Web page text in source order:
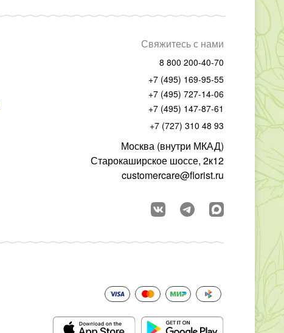
Свяжитесь с нами
8 800 200-40-70
+7 (495) 169-95-55
+7 (495) 727-14-06
+7 (495) 147-87-61
+7 (727) 310 48 93
Москва (внутри МКАД)
Старокаширское шоссе, 2к12
customercare@florist.ru